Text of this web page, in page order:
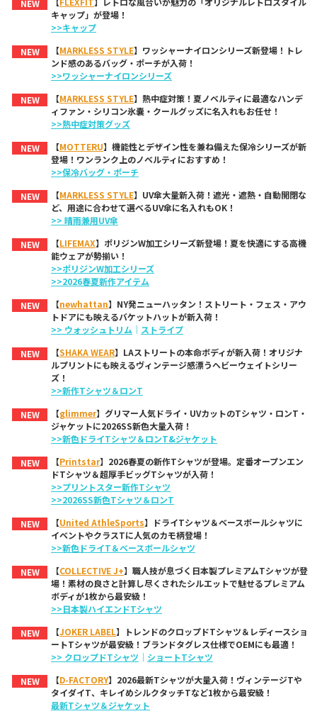
NEW
キャップ」が登場！
>>キャップ
NEW
【MARKLESS STYLE】ワッシャーナイロンシリーズ新登場！トレ
ンド感のあるバッグ・ポーチが入荷！
>>ワッシャーナイロンシリーズ
NEW
【MARKLESS STYLE】熱中症対策！夏ノベルティに最適なハンデ
ィファン・シリコン氷嚢・クールグッズに名入れもお任せ！
>>熱中症対策グッズ
NEW
【MOTTERU】機能性とデザイン性を兼ね備えた保冷シリーズが新
登場！ワンランク上のノベルティにおすすめ！
>>保冷バッグ・ポーチ
NEW
【MARKLESS STYLE】UV傘大量新入荷！遮光・遮熱・自動開閉な
ど、用途に合わせて選べるUV傘に名入れもOK！
>> 晴雨兼用UV傘
NEW
【LIFEMAX】ポリジンW加工シリーズ新登場！夏を快適にする高機
能ウェアが勢揃い！
>>ポリジンW加工シリーズ
>>2026春夏新作アイテム
NEW
【newhattan】NY発ニューハッタン！ストリート・フェス・アウ
トドアにも映えるバケットハットが新入荷！
>> ウォッシュトリム ｜ ストライプ
NEW
【SHAKA WEAR】LAストリートの本命ボディが新入荷！オリジナ
ルプリントにも映えるヴィンテージ感漂うヘビーウェイトシリー
ズ！
>>新作Tシャツ＆ロンT
NEW
【glimmer】グリマー人気ドライ・UVカットのTシャツ・ロンT・
ジャケットに2026SS新色大量入荷！
>>新色ドライTシャツ＆ロンT&ジャケット
NEW
【Printstar】2026春夏の新作Tシャツが登場。定番オープンエン
ドTシャツ＆超厚手ビッグTシャツが入荷！
>>プリントスター新作Tシャツ
>>2026SS新色Tシャツ＆ロンT
NEW
【United AthleSports】ドライTシャツ＆ベースボールシャツに
イベントやクラスTに人気のカモ柄登場！
>>新色ドライT＆ベースボールシャツ
NEW
【COLLECTIVE J+】職人技が息づく日本製プレミアムTシャツが登
場！素材の良さと計算し尽くされたシルエットで魅せるプレミアム
ボディが1枚から最安級！
>>日本製ハイエンドTシャツ
NEW
【JOKER LABEL】トレンドのクロップドTシャツ＆レディースショ
ートTシャツが最安級！ブランドタグレス仕様でOEMにも最適！
>> クロップドTシャツ ｜ ショートTシャツ
NEW
【D-FACTORY】2026最新Tシャツが大量入荷！ヴィンテージTや
タイダイT、キレイめシルクタッチTなど1枚から最安級！
最新Tシャツ＆ジャケット